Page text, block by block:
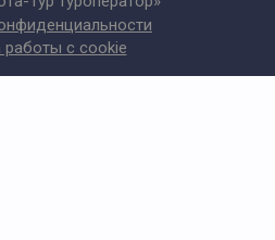
работы с cookie